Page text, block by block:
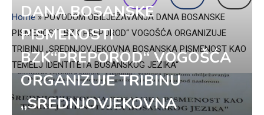
Home»POVODOM OBILJEŽAVANJA DANA BOSANSKE
PISMENOSTI BZK“PREPOROD“ VOGOŠĆA ORGANIZUJE
TRIBINU „SREDNJOVJEKOVNA BOSANSKA PISMENOST KAO
TEMELJ IDENTITETA BOSANSKOG JEZIKA“
DANA BOSANSKE
PISMENOSTI
BZK“PREPOROD“ VOGOŠĆA
ORGANIZUJE TRIBINU
„SREDNJOVJEKOVNA